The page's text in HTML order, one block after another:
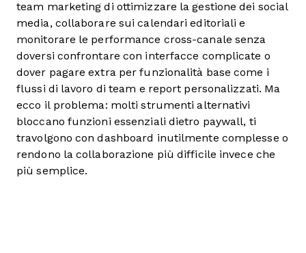
team marketing di ottimizzare la gestione dei social
media, collaborare sui calendari editoriali e
monitorare le performance cross-canale senza
doversi confrontare con interfacce complicate o
dover pagare extra per funzionalità base come i
flussi di lavoro di team e report personalizzati. Ma
ecco il problema: molti strumenti alternativi
bloccano funzioni essenziali dietro paywall, ti
travolgono con dashboard inutilmente complesse o
rendono la collaborazione più difficile invece che
più semplice.